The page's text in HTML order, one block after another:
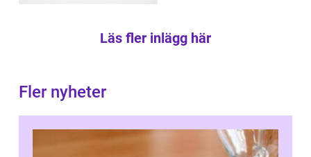
Läs fler inlägg här
Fler nyheter